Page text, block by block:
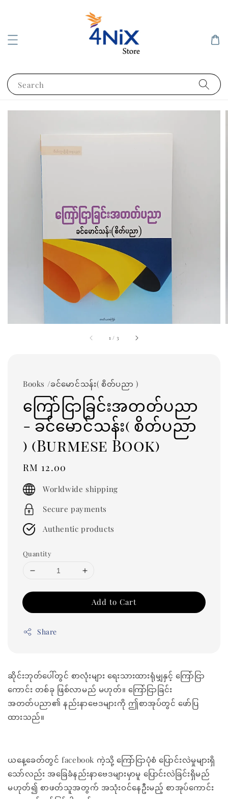
Search
1 / 3
Books /ခင်မောင်သန်း( စိတ်ပညာ )
ကြော်ငြာခြင်းအတတ်ပညာ
- ခင်မောင်သန်း( စိတ်ပညာ
) (Burmese Book)
Regular
price
RM 12.00
Worldwide shipping
Secure payments
Authentic products
Quantity
Add to Cart
Share
ဆိုင်းဘုတ်ပေါ်တွင် စာလုံးများ ရေးသားထားရုံမျှနှင့် ကြော်ငြာ
ကောင်း တစ်ခု ဖြစ်လာမည် မဟုတ်။ ကြော်ငြာခြင်း
အတတ်ပညာ၏ နည်းနာဗေဒများကို ဤစာအုပ်တွင် ဖော်ပြ
ထားသည်။
ယနေ့ခေတ်တွင် facebook ကဲ့သို့ ကြော်ငြာပုံစံ ပြောင်းလဲမှုများရှိ
သော်လည်း အခြေခံနည်းနာဗေဒများမှာမူ ပြောင်းလဲခြင်းရှိမည်
မဟုတ်၍ စာဖတ်သူအတွက် အသုံးဝင်နေဦးမည့် စာအုပ်ကောင်း